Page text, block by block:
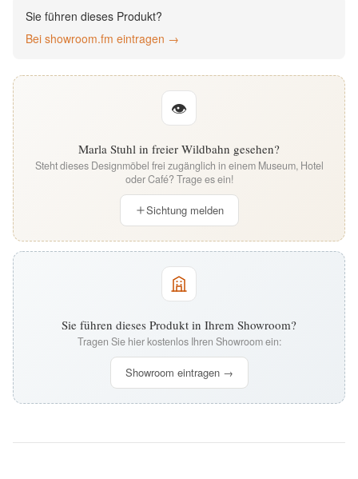
English
Sie führen dieses Produkt?
Bei showroom.fm eintragen →
👁
Marla Stuhl in freier Wildbahn gesehen?
Steht dieses Designmöbel frei zugänglich in einem Museum, Hotel
oder Café? Trage es ein!
Sichtung melden
Sie führen dieses Produkt in Ihrem Showroom?
Tragen Sie hier kostenlos Ihren Showroom ein:
Showroom eintragen →